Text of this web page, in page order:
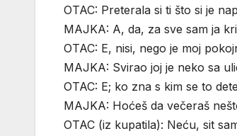
OTAC: Preterala si ti što si je
MAJKA: A, da, za sve sam ja
OTAC: E, nisi, nego je moj
MAJKA: Svirao joj je neko sa
OTAC: E; ko zna s kim se to
MAJKA: Hoćeš da večeraš
OTAC (iz kupatila): Neću, sit